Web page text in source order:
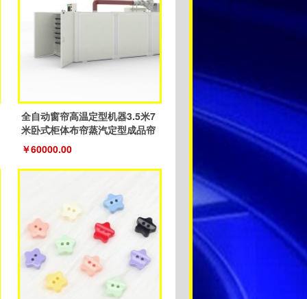
全自动窗帘高温定型机器3.5米7
米卧式柜体布帘蒸汽定型成品帘
￥60000.00